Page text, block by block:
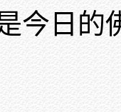
今日的